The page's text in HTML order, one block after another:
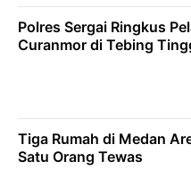
Polres Sergai Ringkus
Curanmor di Tebing
Tiga Rumah di Medan
Satu Orang Tewas